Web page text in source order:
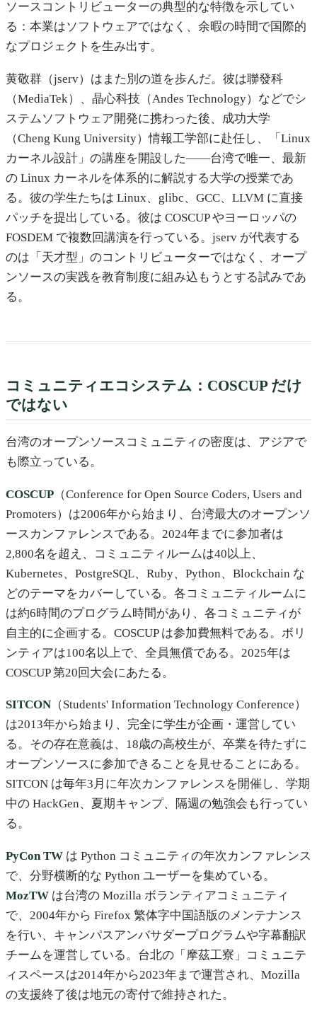
ソースコントリビューターの典型的な特徴を示してい
る：本業はソフトウェアではなく、余暇の時間で国際的
なプロジェクトを生み出す。
黄敬群（jserv）はまた別の道を歩んだ。彼は聯發科
（MediaTek）、晶心科技（Andes Technology）などでシ
ステムソフトウェア開発に携わった後、成功大学
（Cheng Kung University）情報工学部に赴任し、「Linux
カーネル設計」の講座を開設した——台湾で唯一、最新
の Linux カーネルを体系的に解説する大学の授業であ
る。彼の学生たちは Linux、glibc、GCC、LLVM に直接
パッチを提出している。彼は COSCUP やヨーロッパの
FOSDEM で複数回講演を行っている。jserv が代表する
のは「天才型」のコントリビューターではなく、オープ
ンソースの実践を教育制度に組み込もうとする試みであ
る。
コミュニティエコシステム：COSCUP だけ
ではない
台湾のオープンソースコミュニティの密度は、アジアで
も際立っている。
COSCUP （Conference for Open Source Coders, Users and
Promoters）は2006年から始まり、台湾最大のオープンソ
ースカンファレンスである。2024年までに参加者は
2,800名を超え、コミュニティルームは40以上、
Kubernetes、PostgreSQL、Ruby、Python、Blockchain な
どのテーマをカバーしている。各コミュニティルームに
は約6時間のプログラム時間があり、各コミュニティが
自主的に企画する。COSCUP は参加費無料である。ボリ
ンティアは100名以上で、全員無償である。2025年は
COSCUP 第20回大会にあたる。
SITCON （Students' Information Technology Conference）
は2013年から始まり、完全に学生が企画・運営してい
る。その存在意義は、18歳の高校生が、卒業を待たずに
オープンソースに参加できることを見せることにある。
SITCON は毎年3月に年次カンファレンスを開催し、学期
中の HackGen、夏期キャンプ、隔週の勉強会も行ってい
る。
PyCon TW は Python コミュニティの年次カンファレンス
で、分野横断的な Python ユーザーを集めている。
MozTW は台湾の Mozilla ボランティアコミュニティ
で、2004年から Firefox 繁体字中国語版のメンテナンス
を行い、キャンパスアンバサダープログラムや字幕翻訳
チームを運営している。台北の「摩茲工寮」コミュニテ
ィスペースは2014年から2023年まで運営され、Mozilla
の支援終了後は地元の寄付で維持された。